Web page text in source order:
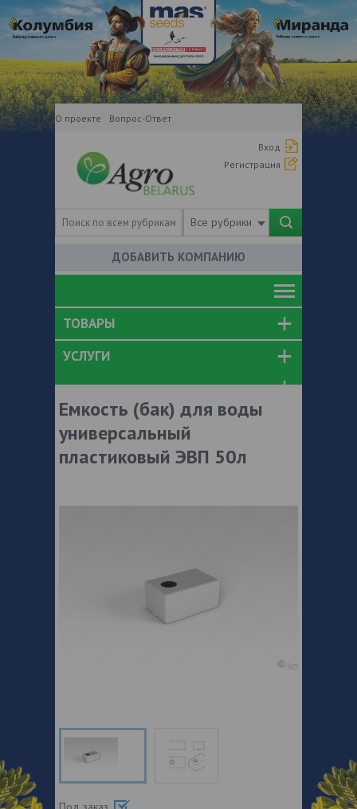
О проекте Вопрос-Ответ
Вход
Регистрация
Все рубрики
ДОБАВИТЬ КОМПАНИЮ
ТОВАРЫ
УСЛУГИ
Емкость (бак) для воды
универсальный
пластиковый ЭВП 50л